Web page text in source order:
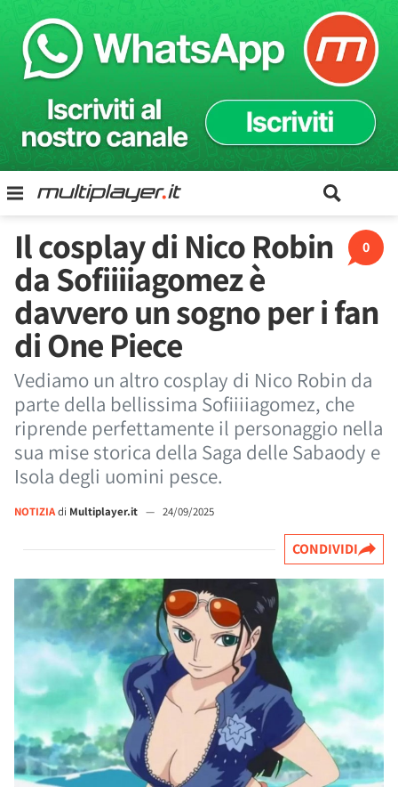
0
Il cosplay di Nico Robin
da Sofiiiiagomez è
davvero un sogno per i fan
di One Piece
Vediamo un altro cosplay di Nico Robin da
parte della bellissima Sofiiiiagomez, che
riprende perfettamente il personaggio nella
sua mise storica della Saga delle Sabaody e
Isola degli uomini pesce.
NOTIZIAdi Multiplayer.it — 24/09/2025
CONDIVIDI